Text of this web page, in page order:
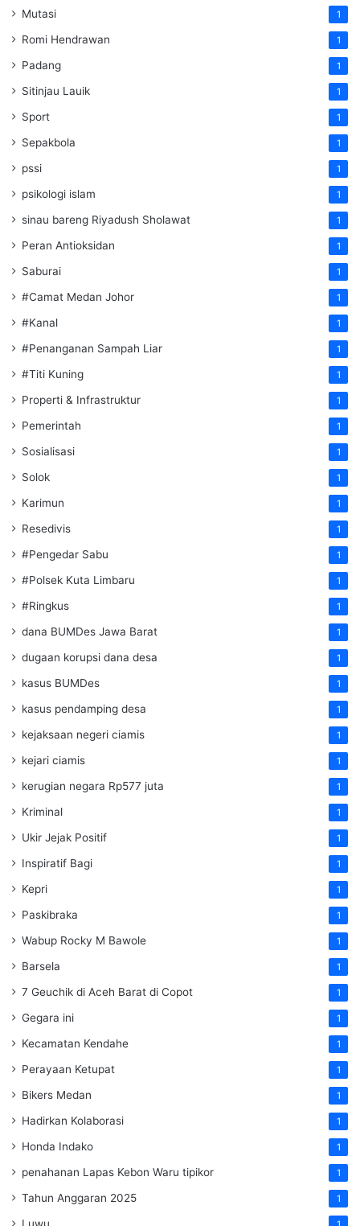
Mutasi 1
Romi Hendrawan 1
Padang 1
Sitinjau Lauik 1
Sport 1
Sepakbola 1
pssi 1
psikologi islam 1
sinau bareng Riyadush Sholawat 1
Peran Antioksidan 1
Saburai 1
#Camat Medan Johor 1
#Kanal 1
#Penanganan Sampah Liar 1
#Titi Kuning 1
Properti & Infrastruktur 1
Pemerintah 1
Sosialisasi 1
Solok 1
Karimun 1
Resedivis 1
#Pengedar Sabu 1
#Polsek Kuta Limbaru 1
#Ringkus 1
dana BUMDes Jawa Barat 1
dugaan korupsi dana desa 1
kasus BUMDes 1
kasus pendamping desa 1
kejaksaan negeri ciamis 1
kejari ciamis 1
kerugian negara Rp577 juta 1
Kriminal 1
Ukir Jejak Positif 1
Inspiratif Bagi 1
Kepri 1
Paskibraka 1
Wabup Rocky M Bawole 1
Barsela 1
7 Geuchik di Aceh Barat di Copot 1
Gegara ini 1
Kecamatan Kendahe 1
Perayaan Ketupat 1
Bikers Medan 1
Hadirkan Kolaborasi 1
Honda Indako 1
penahanan Lapas Kebon Waru tipikor 1
Tahun Anggaran 2025 1
Luwu